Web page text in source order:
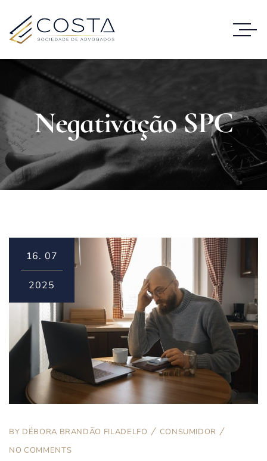
Negativação SPC
16. 07
2025
BY DÉBORA BRANDÃO FILADELFO
CONSUMIDOR
NO COMMENTS